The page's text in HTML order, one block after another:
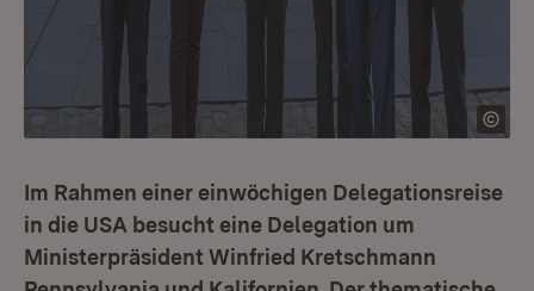
Im Rahmen einer einwöchigen Delegationsreise
in die USA besucht eine Delegation um
Ministerpräsident Winfried Kretschmann